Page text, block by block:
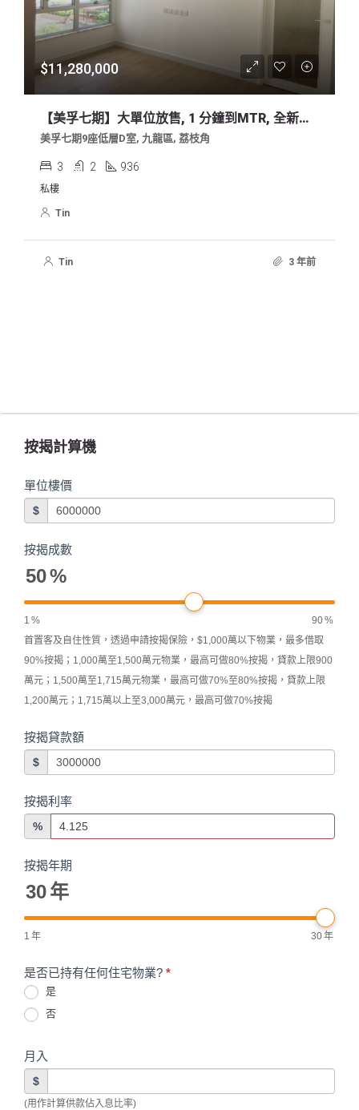
$11,280,000
【美孚七期】大單位放售, 1 分鐘到MTR, 全新靚裝修, 免佣金
美孚七期9座低層D室, 九龍區, 荔枝角
3 2 936
私樓
Tin
Tin 3 年前
按揭計算機
單位樓價
$
按揭成數
50%
1 % 90%
首置客及自住性質，透過申請按揭保險，$1,000萬以下物業，最多借取
90%按揭；1,000萬至1,500萬元物業，最高可做80%按揭，貸款上限900
萬元；1,500萬至1,715萬元物業，最高可做70%至80%按揭，貸款上限
1,200萬元；1,715萬以上至3,000萬元，最高可做70%按揭
按揭貸款額
$
按揭利率
%
按揭年期
30年
1 年 30年
是否已持有任何住宅物業? *
是
否
月入
$
(用作計算供款佔入息比率)